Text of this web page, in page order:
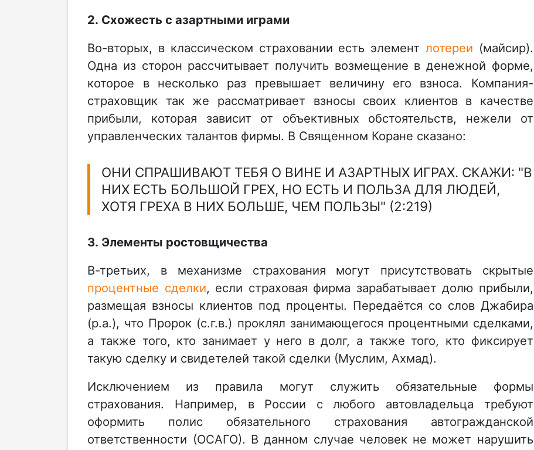
2. Схожесть с азартными играми
Во-вторых, в классическом страховании есть элемент лотереи (майсир).
Одна из сторон рассчитывает получить возмещение в денежной форме,
которое в несколько раз превышает величину его взноса. Компания-
страховщик так же рассматривает взносы своих клиентов в качестве
прибыли, которая зависит от объективных обстоятельств, нежели от
управленческих талантов фирмы. В Священном Коране сказано:
ОНИ СПРАШИВАЮТ ТЕБЯ О ВИНЕ И АЗАРТНЫХ ИГРАХ. СКАЖИ: "В
НИХ ЕСТЬ БОЛЬШОЙ ГРЕХ, НО ЕСТЬ И ПОЛЬЗА ДЛЯ ЛЮДЕЙ,
ХОТЯ ГРЕХА В НИХ БОЛЬШЕ, ЧЕМ ПОЛЬЗЫ" (2:219)
3. Элементы ростовщичества
В-третьих, в механизме страхования могут присутствовать скрытые
процентные сделки, если страховая фирма зарабатывает долю прибыли,
размещая взносы клиентов под проценты. Передаётся со слов Джабира
(р.а.), что Пророк (с.г.в.) проклял занимающегося процентными сделками,
а также того, кто занимает у него в долг, а также того, кто фиксирует
такую сделку и свидетелей такой сделки (Муслим, Ахмад).
Исключением из правила могут служить обязательные формы
страхования. Например, в России с любого автовладельца требуют
оформить полис обязательного страхования автогражданской
ответственности (ОСАГО). В данном случае человек не может нарушить